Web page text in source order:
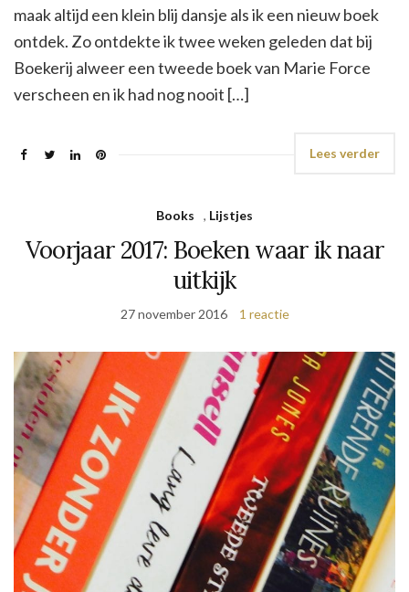
maak altijd een klein blij dansje als ik een nieuw boek
ontdek. Zo ontdekte ik twee weken geleden dat bij
Boekerij alweer een tweede boek van Marie Force
verscheen en ik had nog nooit […]
Lees verder
Books , Lijstjes
Voorjaar 2017: Boeken waar ik naar
uitkijk
27 november 2016 1 reactie